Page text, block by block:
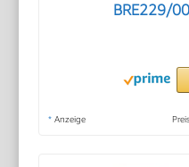
BRE229/
* Anzeige